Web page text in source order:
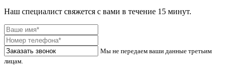
Наш специалист свяжется с вами в течение 15 минут.
Мы не передаем ваши данные третьим
лицам.